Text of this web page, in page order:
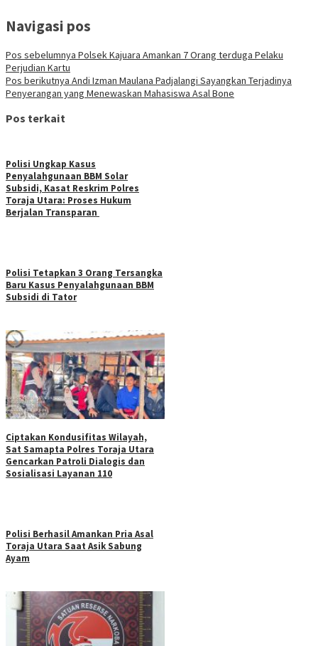
Navigasi pos
Pos sebelumnya Polsek Kajuara Amankan 7 Orang terduga Pelaku
Perjudian Kartu
Pos berikutnya Andi Izman Maulana Padjalangi Sayangkan Terjadinya
Penyerangan yang Menewaskan Mahasiswa Asal Bone
Pos terkait
Polisi Ungkap Kasus
Penyalahgunaan BBM Solar
Subsidi, Kasat Reskrim Polres
Toraja Utara: Proses Hukum
Berjalan Transparan
Polisi Tetapkan 3 Orang Tersangka
Baru Kasus Penyalahgunaan BBM
Subsidi di Tator
Ciptakan Kondusifitas Wilayah,
Sat Samapta Polres Toraja Utara
Gencarkan Patroli Dialogis dan
Sosialisasi Layanan 110
Polisi Berhasil Amankan Pria Asal
Toraja Utara Saat Asik Sabung
Ayam